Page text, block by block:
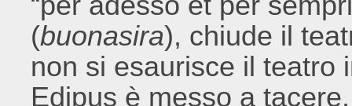
(buonasira), chiude il
non si esaurisce il teatro
Edipus è messo a